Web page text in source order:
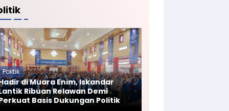
Politik
di Muara Enim, Iskandar
Ribuan Relawan Demi
Basis Dukungan Politik